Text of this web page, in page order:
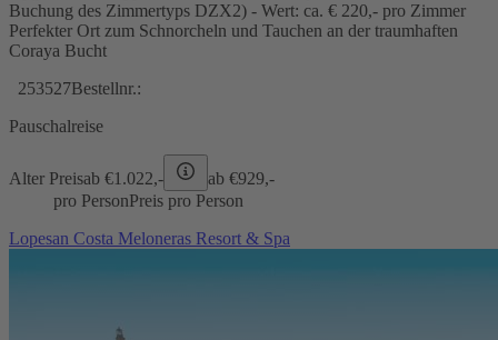
Buchung des Zimmertyps DZX2) - Wert: ca. € 220,- pro Zimmer
Perfekter Ort zum Schnorcheln und Tauchen an der traumhaften
Coraya Bucht
253527Bestellnr.:
Pauschalreise
Alter Preisab €1.022,- ab €929,-
pro PersonPreis pro Person
Lopesan Costa Meloneras Resort & Spa